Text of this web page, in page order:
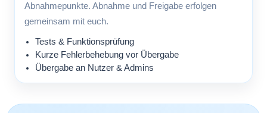
Abnahmepunkte. Abnahme und Freigabe erfolgen
gemeinsam mit euch.
Tests & Funktionsprüfung
Kurze Fehlerbehebung vor Übergabe
Übergabe an Nutzer & Admins